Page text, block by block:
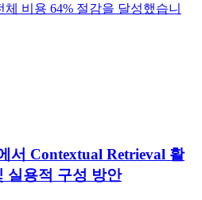
비용 64% 절감을 달성했습니
서 Contextual Retrieval 활
실용적 구성 방안